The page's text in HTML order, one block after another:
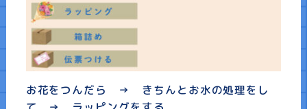
お花をつんだら → きちんとお水の処理をし